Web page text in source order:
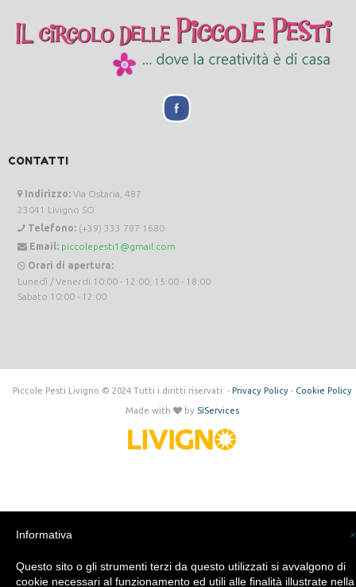
CONTATTI
Indirizzo: Via Ostaria, 487
23041 Livigno SO
Telefono: (+39) 333 787 1680
Email: piccolepesti1@gmail.com
Orari di apertura:
Lunedì / Venerdi 10:00 - 12:00, 15:00 - 18:00
Sabato 10:00 - 12:00
Piccole Pesti Livigno © 2024 Tutti i diritti riservati. - Privacy Policy- Cookie Policy
Made with by SìServices
×
Informativa
Questo sito o gli strumenti terzi da questo utilizzati si avvalgono di
cookie necessari al funzionamento ed utili alle finalità illustrate nella